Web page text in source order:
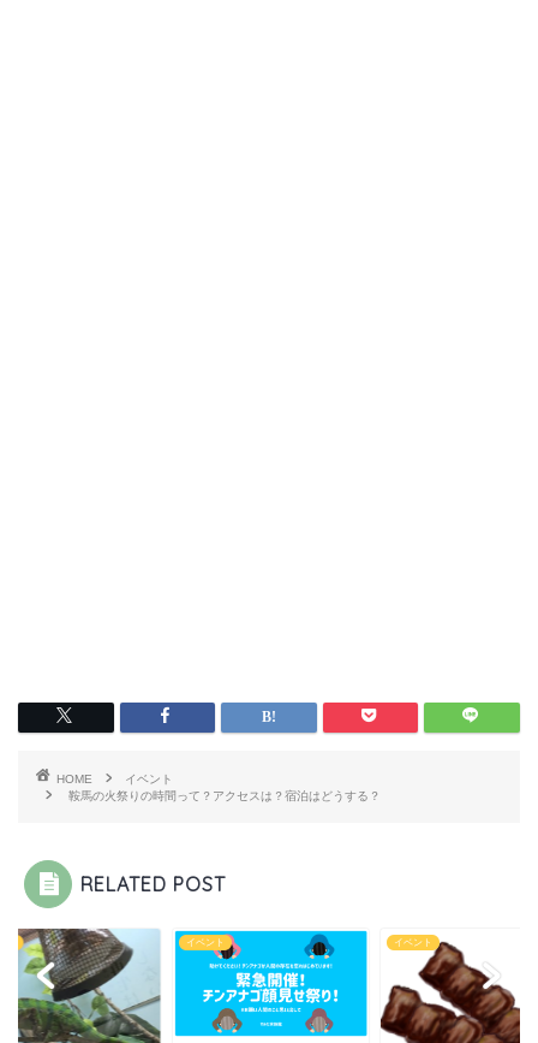
HOME
イベント
鞍馬の火祭りの時間って？アクセスは？宿泊はどうする？
RELATED POST
イベント